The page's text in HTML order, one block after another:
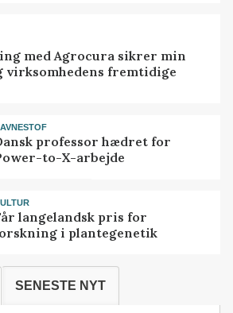
med Agrocura sikrer min
fremtidige
professor hædret for
to-X-arbejde
langelandsk pris for
i plantegenetik
SENESTE NYT